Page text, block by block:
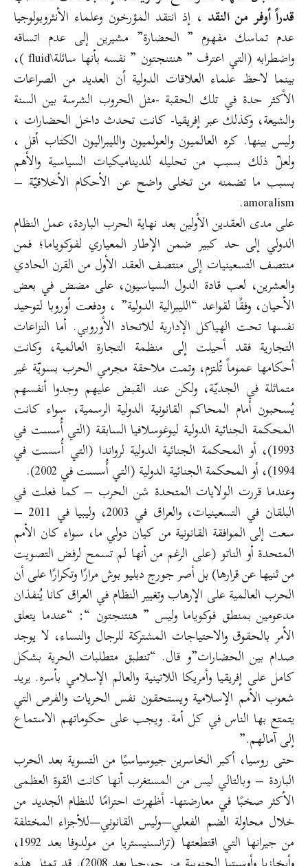
قدراً أوفر من النقد ، إذ انتقد المؤرخون وعلماء الأنثروبولوجيا
عدم تماسك مفهوم ” الحضارة” مشيرين إلى عدم اتساقه
واضطرابه (التي اعترف ” هنتنجتون ” نفسه بأنها سائلة\fluid )،
بينما لاحظ علماء العلاقات الدولية أن العديد من الصراعات
الأكثر حدة في تلك الحقبة -مثل الحروب الشرسة بين السنة
والشيعة، وكذلك عبر إفريقيا- كانت تحدث داخل الحضارات ،
وليس بينها. كره العالميون والعولميون والليبراليون الكتاب أقل ،
ولعلّ ذلك بسبب من تحليله للديناميكيات السياسية والأهم
بسبب ما تضمنه من تخلى واضح عن الأحكام الأخلاقيّة –
amoralism.
على مدى العقدين الأولين بعد نهاية الحرب الباردة، عمل النظام
الدولي إلى حد كبير ضمن الإطار المعياري لفوكوياما؛ فمن
منتصف التسعينيات إلى منتصف العقد الأول من القرن الحادي
والعشرين، لعب قادة الدول السياسيون، على مضض في بعض
الأحيان، وفقًا لقواعد “الليبرالية الدولية” ، ودفعت أوروبا لتوحيد
نفسها تحت الهياكل الإدارية للاتحاد الأوروبي. أما النزاعات
التجارية فقد أحيلت إلى منظمة التجارة العالمية، وكانت
أحكامها عموماً تُلتزم، وتمت ملاحقة مجرمي الحرب بسويّة غير
متماثلة في الجديّة، ولكن عند القبض عليهم وجدوا أنفسهم
يُسحبون أمام المحاكم القانونية الدولية الرسمية، سواء كانت
المحكمة الجنائية الدولية ليوغوسلافيا السابقة (التي أُسست في
1993)، أو المحكمة الجنائية الدولية لرواندا (التي أُسست في
1994)، أو المحكمة الجنائية الدولية (التي أُسست في 2002).
وعندما قررت الولايات المتحدة شن الحرب – كما فعلت في
البلقان في التسعينيات، والعراق في 2003، وليبيا في 2011 –
سعت إلى الموافقة القانونية من كيان دولي ما، سواء كان الأمم
المتحدة أو الناتو (على الرغم من أنها لم تسمح لرفض التصويت
من ثنيها عن قرارها) بل أصر جورج دبليو بوش مرارًا وتكرارًا على أن
الحرب العالمية على الإرهاب وتغيير النظام في العراق كانا يُنفذان
مدعومين بمنطق فوكوياما وليس ” هنتنجتون “: “عندما يتعلق
الأمر بالحقوق والاحتياجات المشتركة للرجال والنساء، لا يوجد
صدام بين الحضارات”و قال. “تنطبق متطلبات الحرية بشكل
كامل على إفريقيا وأمريكا اللاتينية والعالم الإسلامي بأسره. يريد
شعوب الأمم الإسلامية ويستحقون نفس الحريات والفرص التي
يتمتع بها الناس في كل أمة. ويجب على حكوماتهم الاستماع
إلى آمالهم.”
حتى روسيا، أكبر الخاسرين جيوسياسيًا من التسوية بعد الحرب
الباردة – وبالتالي ليس من المستغرب أنها كانت القوة العظمى
الأكثر صخبًا في معارضتها- أظهرت احترامًا للنظام الجديد من
خلال محاولة الضم الفعلي—وليس القانوني—للأجزاء المختلفة
من جيرانها التي اقتطعتها (ترانسنيستريا من مولدوفا بعد 1992،